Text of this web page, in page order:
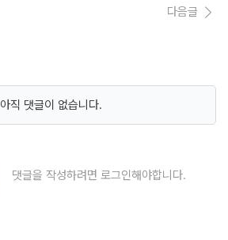
다음글
아직 댓글이 없습니다.
댓글을 작성하려면 로그인해야합니다.